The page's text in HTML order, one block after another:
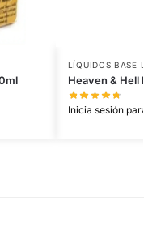
LÍQUIDOS BASE
Heaven &
Inicia sesión